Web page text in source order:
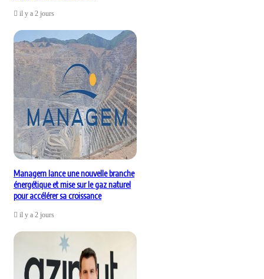
il y a 2 jours
Managem lance une nouvelle branche
énergétique et mise sur le gaz naturel
pour accélérer sa croissance
il y a 2 jours